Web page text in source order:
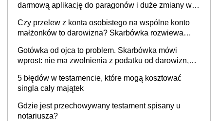
darmową aplikację do paragonów i duże zmiany w
Czy przelew z konta osobistego na wspólne konto
małżonków to darowizna? Skarbówka rozwiewa
Gotówka od ojca to problem. Skarbówka mówi
wprost: nie ma zwolnienia z podatku od darowizn,
obdarowanego
5 błędów w testamencie, które mogą kosztować
singla cały majątek
Gdzie jest przechowywany testament spisany u
notariusza?